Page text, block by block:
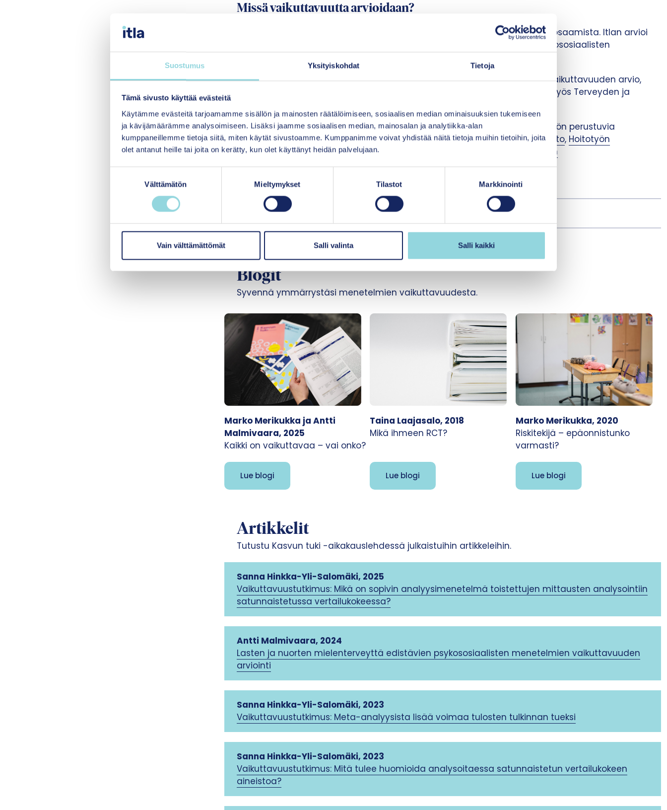
Suostumus Yksityiskohdat Tietoja
Tämä sivusto käyttää evästeitä
Käytämme evästeitä tarjoamamme sisällön ja mainosten räätälöimiseen, sosiaalisen median ominaisuuksien tukemiseen
ja kävijämäärämme analysoimiseen. Lisäksi jaamme sosiaalisen median, mainosalan ja analytiikka-alan
kumppaneillemme tietoja siitä, miten käytät sivustoamme. Kumppanimme voivat yhdistää näitä tietoja muihin tietoihin, joita
olet antanut heille tai joita on kerätty, kun olet käyttänyt heidän palvelujaan.
k
Välttämätön Mieltymykset Tilastot Markkinointi
Vain välttämättömät Salli valinta Salli kaikki
Missä vaikuttavuutta arvioidaan?
Menetelmien vaikuttavuuden arviointi on vaativaa ja edellyttää erityistä osaamista. Itlan arvioi
Suomessa käytössä olevien lapsille, nuorille ja perheille suunnattujen psykososiaalisten
Kasvun tuki -menetelmäpankistalöytyy neljänkymmenen menetelmän vaikuttavuuden arvio,
joita voi hyödyntää valittaessa menetelmää käyttöön tai pois käytöstä. Myös Terveyden ja
Lisäksi Suomessa on asiantuntijatahoja, jotka antavat vaikuttavuusnäyttöön perustuvia
suosituksia menetelmien käytöstä. Näitä ovat mm.Duodecimin Käypä hoito, Hoitotyön
tutkimussäätiö (Hotus)ja sosiaali- ja terveysministeriön
Terveydenhuollon
palveluvalikoimaneuvosto (Palko).
Tärkeimmät lähteet
Blogit
Syvennä ymmärrystäsi menetelmien vaikuttavuudesta.
Marko Merikukka ja Antti
Malmivaara, 2025
Kaikki on vaikuttavaa – vai onko?
Lue blogi
Taina Laajasalo, 2018
Mikä ihmeen RCT?
Lue blogi
Marko Merikukka, 2020
Riskitekijä – epäonnistunko
varmasti?
Lue blogi
Artikkelit
Tutustu Kasvun tuki -aikakauslehdessä julkaistuihin artikkeleihin.
Sanna Hinkka-Yli-Salomäki, 2025
Vaikuttavuustutkimus: Mikä on sopivin analyysimenetelmä toistettujen mittausten analysointiin
satunnaistetussa vertailukokeessa?
Antti Malmivaara, 2024
Lasten ja nuorten mielenterveyttä edistävien psykososiaalisten menetelmien vaikuttavuuden
arviointi
Sanna Hinkka-Yli-Salomäki, 2023
Vaikuttavuustutkimus: Meta-analyysista lisää voimaa tulosten tulkinnan tueksi
Sanna Hinkka-Yli-Salomäki, 2023
Vaikuttavuustutkimus: Mitä tulee huomioida analysoitaessa satunnaistetun vertailukokeen
aineistoa?